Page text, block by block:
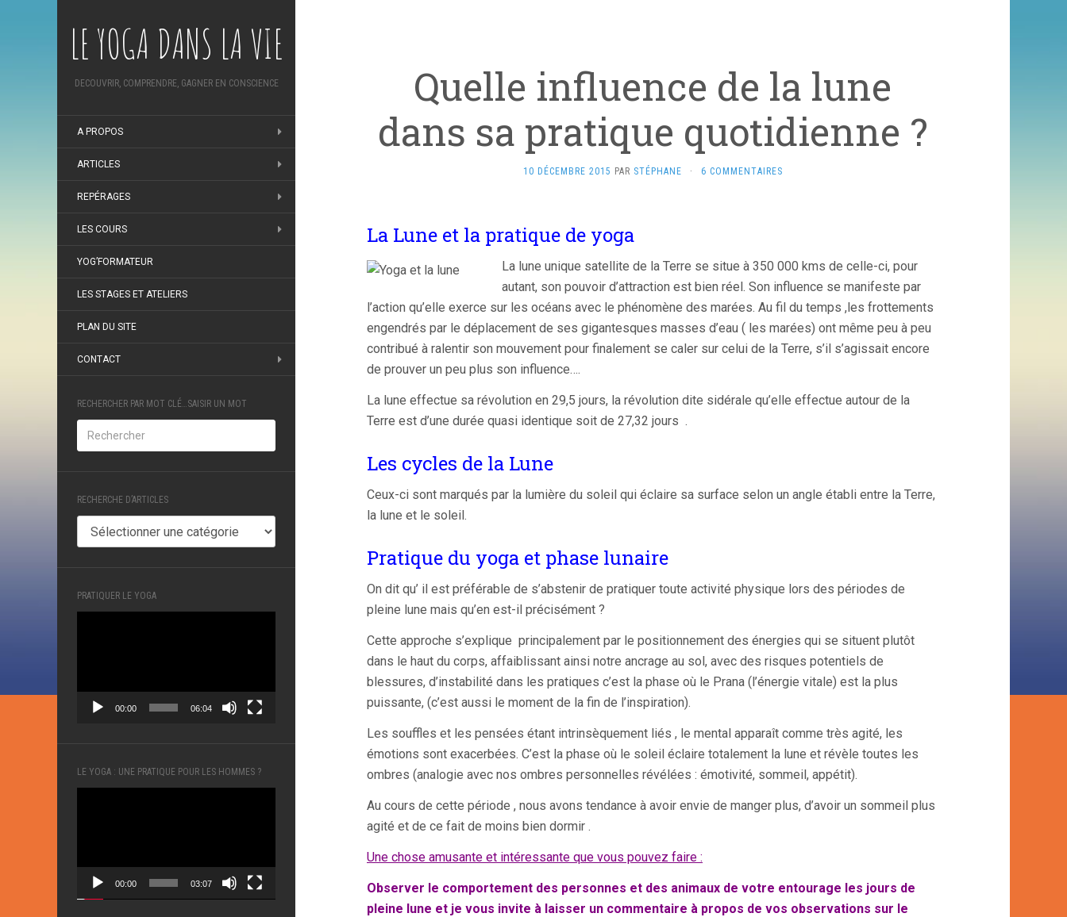
LE YOGA DANS LA VIE
DECOUVRIR, COMPRENDRE, GAGNER EN CONSCIENCE
A PROPOS
ARTICLES
REPÉRAGES
LES COURS
YOG’FORMATEUR
LES STAGES ET ATELIERS
PLAN DU SITE
CONTACT
RECHERCHER PAR MOT CLÉ…SAISIR UN MOT
RECHERCHE D’ARTICLES
PRATIQUER LE YOGA
00:00 06:04
LE YOGA : UNE PRATIQUE POUR LES HOMMES ?
00:00 03:07
Quelle influence de la lune
dans sa pratique quotidienne ?
10 DÉCEMBRE 2015 PAR STÉPHANE · 6 COMMENTAIRES
La Lune et la pratique de yoga
La lune unique satellite de la Terre se situe à 350 000 kms de celle-ci, pour
autant, son pouvoir d’attraction est bien réel. Son influence se manifeste par
l’action qu’elle exerce sur les océans avec le phénomène des marées. Au fil du temps ,les frottements
engendrés par le déplacement de ses gigantesques masses d’eau ( les marées) ont même peu à peu
contribué à ralentir son mouvement pour finalement se caler sur celui de la Terre, s’il s’agissait encore
de prouver un peu plus son influence….
La lune effectue sa révolution en 29,5 jours, la révolution dite sidérale qu’elle effectue autour de la
Terre est d’une durée quasi identique soit de 27,32 jours .
Les cycles de la Lune
Ceux-ci sont marqués par la lumière du soleil qui éclaire sa surface selon un angle établi entre la Terre,
la lune et le soleil.
Pratique du yoga et phase lunaire
On dit qu’ il est préférable de s’abstenir de pratiquer toute activité physique lors des périodes de
pleine lune mais qu’en est-il précisément ?
Cette approche s’explique principalement par le positionnement des énergies qui se situent plutôt
dans le haut du corps, affaiblissant ainsi notre ancrage au sol, avec des risques potentiels de
blessures, d’instabilité dans les pratiques c’est la phase où le Prana (l’énergie vitale) est la plus
puissante, (c’est aussi le moment de la fin de l’inspiration).
Les souffles et les pensées étant intrinsèquement liés , le mental apparaît comme très agité, les
émotions sont exacerbées. C’est la phase où le soleil éclaire totalement la lune et révèle toutes les
ombres (analogie avec nos ombres personnelles révélées : émotivité, sommeil, appétit).
Au cours de cette période , nous avons tendance à avoir envie de manger plus, d’avoir un sommeil plus
agité et de ce fait de moins bien dormir .
Une chose amusante et intéressante que vous pouvez faire :
Observer le comportement des personnes et des animaux de votre entourage les jours de
pleine lune et je vous invite à laisser un commentaire à propos de vos observations sur le